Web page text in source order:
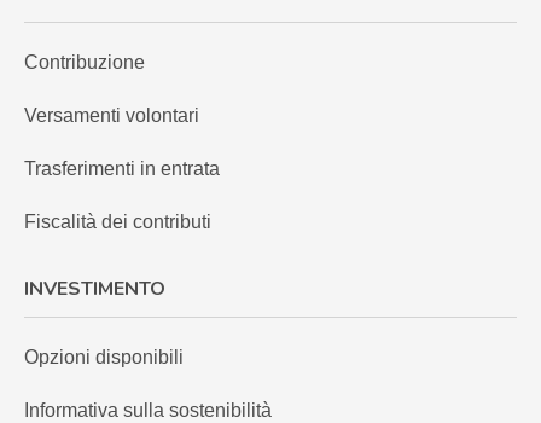
Contribuzione
Versamenti volontari
Trasferimenti in entrata
Fiscalità dei contributi
INVESTIMENTO
Opzioni disponibili
Informativa sulla sostenibilità